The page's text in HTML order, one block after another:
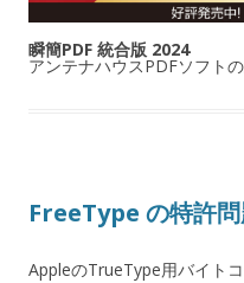
瞬簡PDF 統合版 2024
アンテナハウスPDFソフト
FreeType の特許
AppleのTrueType用バイト